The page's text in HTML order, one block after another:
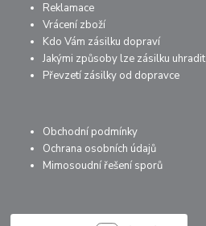
Reklamace
Vrácení zboží
Kdo Vám zásilku dopraví
Jakými způsoby lze zásilku uhradit
Převzetí zásilky od dopravce
Obchodní podmínky
Ochrana osobních údajů
Mimosoudní řešení sporů